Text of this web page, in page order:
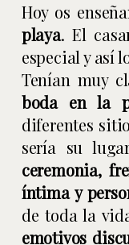
Hoy os
playa. El
especial y así
Tenían muy
boda en la
diferentes
sería su
ceremonia,
íntima y
de toda la
emotivos